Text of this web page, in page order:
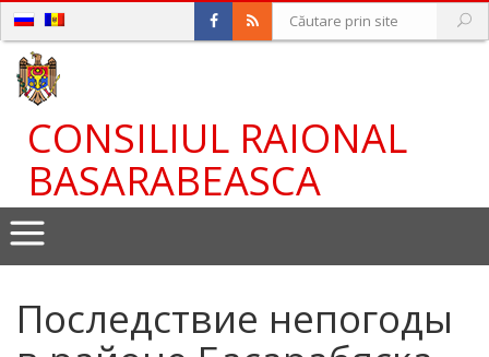
CONSILIUL RAIONAL
BASARABEASCA
Последствие непогоды